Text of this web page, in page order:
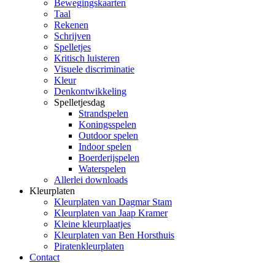
Bewegingskaarten
Taal
Rekenen
Schrijven
Spelletjes
Kritisch luisteren
Visuele discriminatie
Kleur
Denkontwikkeling
Spelletjesdag
Strandspelen
Koningsspelen
Outdoor spelen
Indoor spelen
Boerderijspelen
Waterspelen
Allerlei downloads
Kleurplaten
Kleurplaten van Dagmar Stam
Kleurplaten van Jaap Kramer
Kleine kleurplaatjes
Kleurplaten van Ben Horsthuis
Piratenkleurplaten
Contact